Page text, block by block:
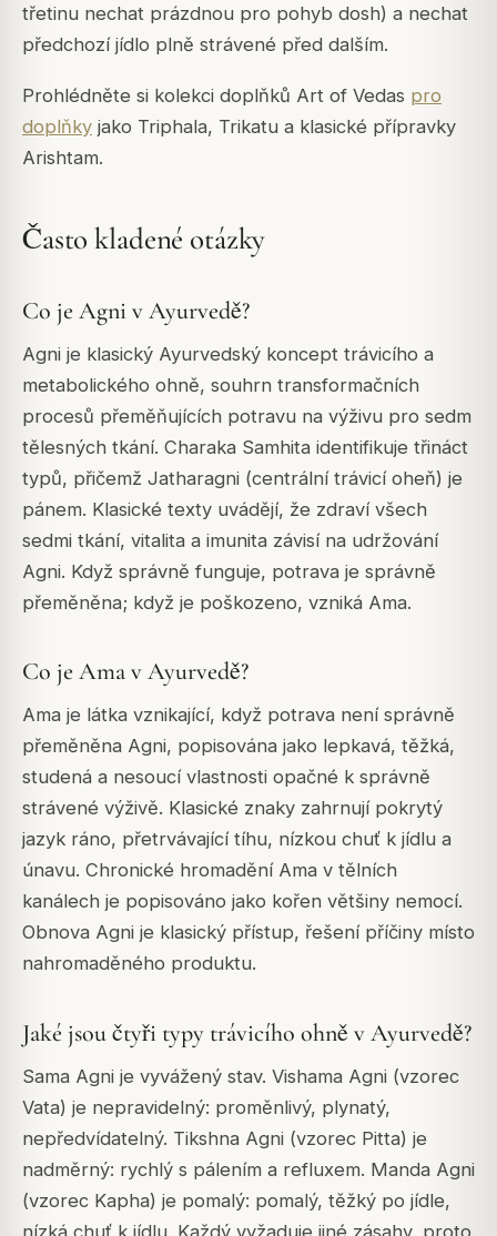
třetinu nechat prázdnou pro pohyb dosh) a nechat
předchozí jídlo plně strávené před dalším.
Prohlédněte si kolekci doplňků Art of Vedas pro
doplňky jako Triphala, Trikatu a klasické přípravky
Arishtam.
Často kladené otázky
Co je Agni v Ayurvedě?
Agni je klasický Ayurvedský koncept trávicího a
metabolického ohně, souhrn transformačních
procesů přeměňujících potravu na výživu pro sedm
tělesných tkání. Charaka Samhita identifikuje třináct
typů, přičemž Jatharagni (centrální trávicí oheň) je
pánem. Klasické texty uvádějí, že zdraví všech
sedmi tkání, vitalita a imunita závisí na udržování
Agni. Když správně funguje, potrava je správně
přeměněna; když je poškozeno, vzniká Ama.
Co je Ama v Ayurvedě?
Ama je látka vznikající, když potrava není správně
přeměněna Agni, popisována jako lepkavá, těžká,
studená a nesoucí vlastnosti opačné k správně
strávené výživě. Klasické znaky zahrnují pokrytý
jazyk ráno, přetrvávající tíhu, nízkou chuť k jídlu a
únavu. Chronické hromadění Ama v tělních
kanálech je popisováno jako kořen většiny nemocí.
Obnova Agni je klasický přístup, řešení příčiny místo
nahromaděného produktu.
Jaké jsou čtyři typy trávicího ohně v Ayurvedě?
Sama Agni je vyvážený stav. Vishama Agni (vzorec
Vata) je nepravidelný: proměnlivý, plynatý,
nepředvídatelný. Tikshna Agni (vzorec Pitta) je
nadměrný: rychlý s pálením a refluxem. Manda Agni
(vzorec Kapha) je pomalý: pomalý, těžký po jídle,
nízká chuť k jídlu. Každý vyžaduje jiné zásahy, proto